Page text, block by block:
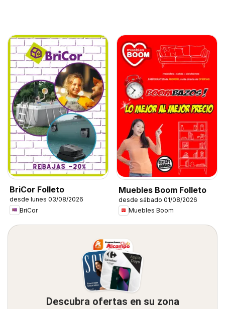
BriCor Folleto
desde lunes 03/08/2026
BriCor
Muebles Boom Folleto
desde sábado 01/08/2026
Muebles Boom
Descubra ofertas en su zona